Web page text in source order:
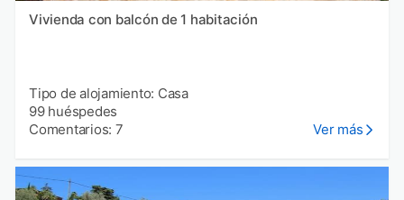
Vivienda con balcón de 1 habitación
Tipo de alojamiento: Casa
99 huéspedes
Comentarios: 7
Ver más